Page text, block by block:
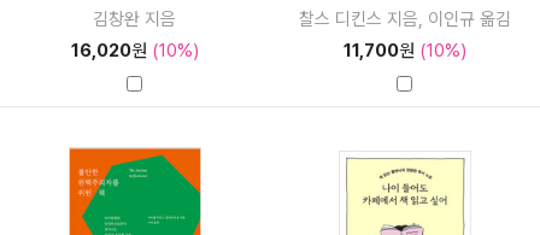
김창완 지음
16,020원 (10%)
찰스 디킨스 지음, 이인규 옮김
11,700원 (10%)